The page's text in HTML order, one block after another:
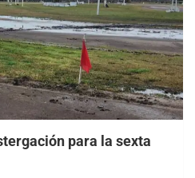
para la sexta